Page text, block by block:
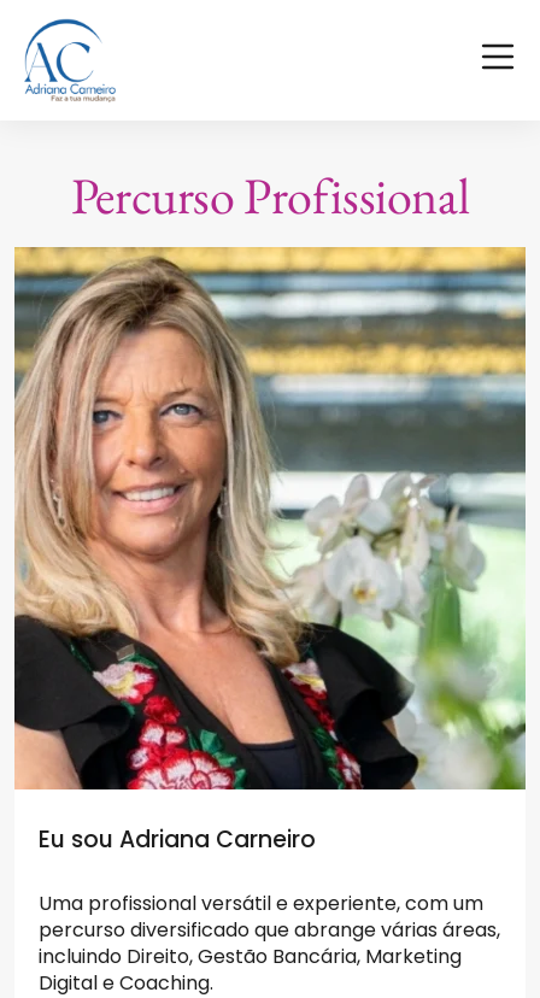
Percurso Profissional
Eu sou Adriana Carneiro
Uma profissional versátil e experiente, com um
percurso diversificado que abrange várias áreas,
incluindo Direito, Gestão Bancária, Marketing
Digital e Coaching.